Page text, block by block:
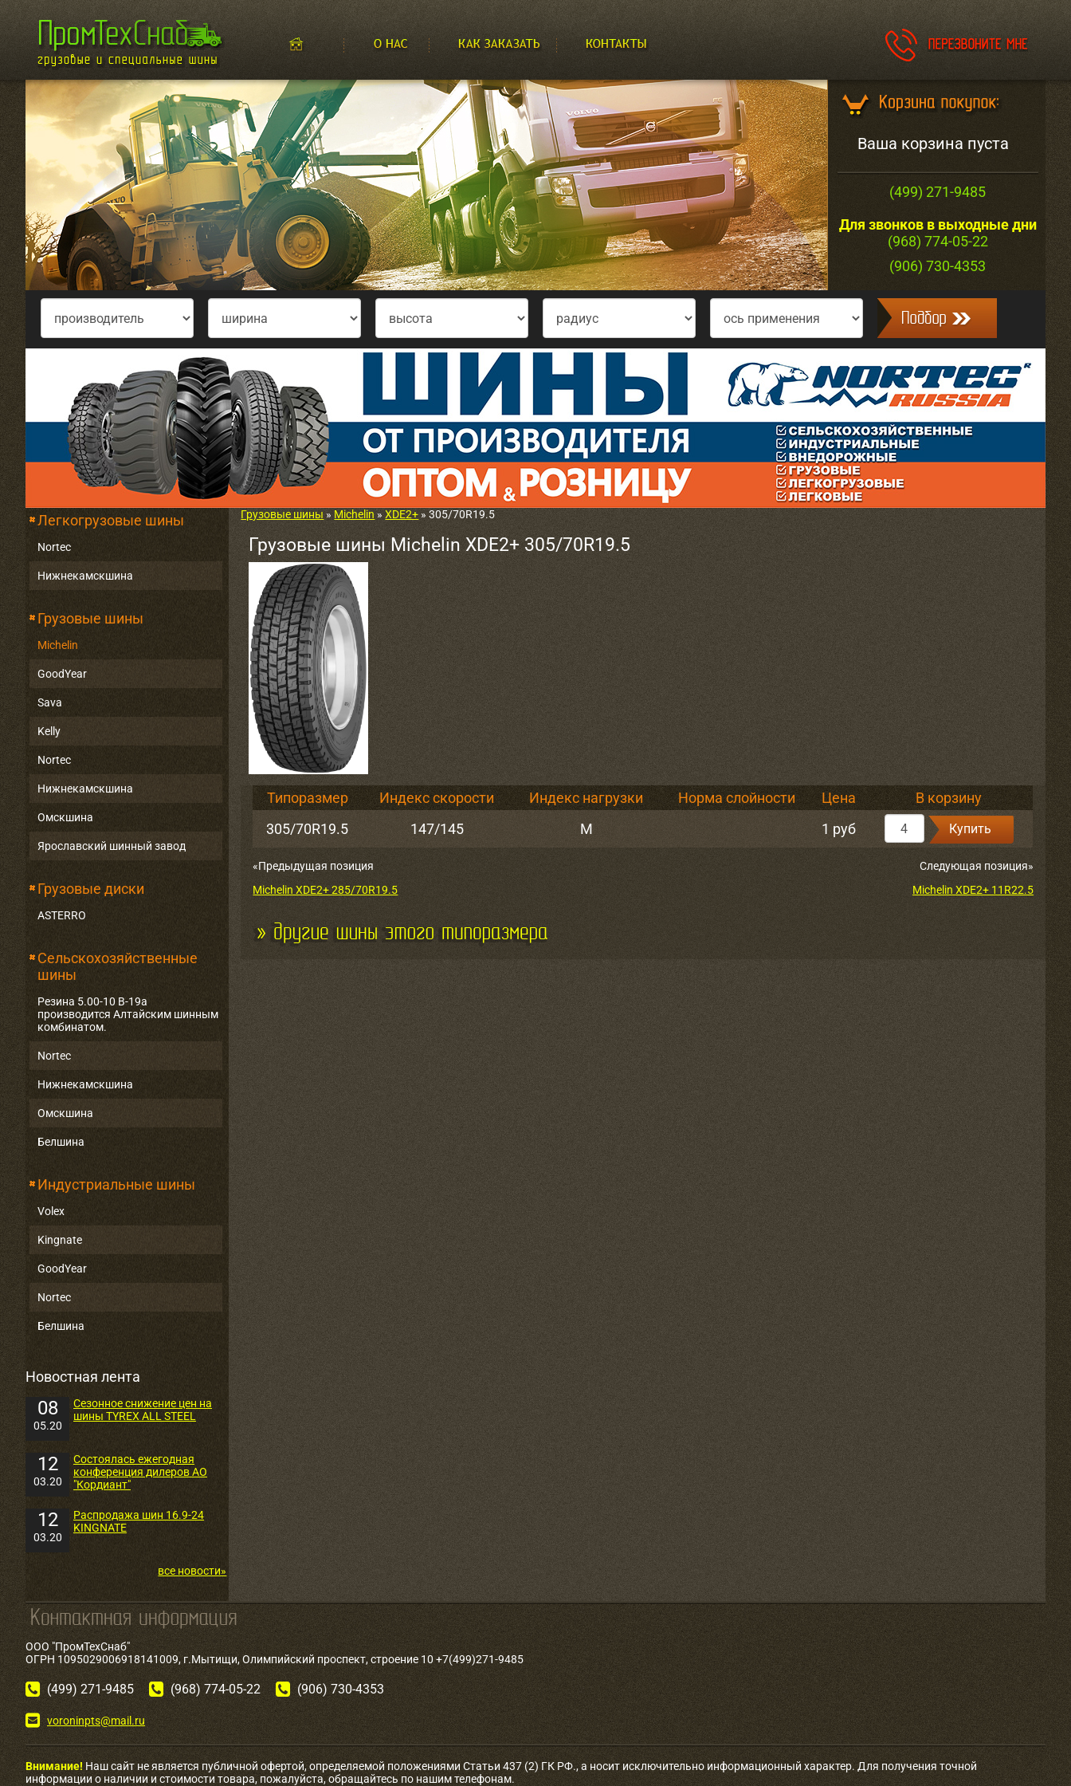
Ваша корзина пуста
(499) 271-9485
Для звонков в выходные дни
(968) 774-05-22
(906) 730-4353
Легкогрузовые шины
Nortec
Нижнекамскшина
Грузовые шины
Michelin
GoodYear
Sava
Kelly
Nortec
Нижнекамскшина
Омскшина
Ярославский шинный завод
Грузовые диски
ASTERRO
Сельскохозяйственные
шины
Резина 5.00-10 В-19а
производится Алтайским шинным
комбинатом.
Nortec
Нижнекамскшина
Омскшина
Белшина
Индустриальные шины
Volex
Kingnate
GoodYear
Nortec
Белшина
Новостная лента
08
05.20
Сезонное снижение цен на
шины TYREX ALL STEEL
12
03.20
Состоялась ежегодная
конференция дилеров АО
"Кордиант"
12
03.20
Распродажа шин 16.9-24
KINGNATE
все новости»
Грузовые шины » Michelin »XDE2+» 305/70R19.5
Грузовые шины Michelin XDE2+ 305/70R19.5
Типоразмер Индекс скорости Индекс нагрузки Норма слойности Цена
В корзину
305/70R19.5
147/145 M 1 руб Купить
«Предыдущая позиция
Michelin XDE2+ 285/70R19.5
Следующая позиция»
Michelin XDE2+ 11R22.5
ООО "ПромТехСнаб"
ОГРН 1095029006918141009, г.Мытищи, Олимпийский проспект, строение 10 +7(499)271-9485
(499) 271-9485 (968) 774-05-22 (906) 730-4353
voroninpts@mail.ru
Внимание! Наш сайт не является публичной офертой, определяемой положениями Статьи 437 (2) ГК РФ., а носит исключительно информационный характер. Для получения точной
информации о наличии и стоимости товара, пожалуйста, обращайтесь по нашим телефонам.